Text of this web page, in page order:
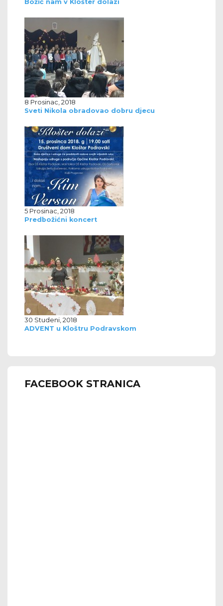
Božić nam v Klošter dolazi
8 Prosinac, 2018
Sveti Nikola obradovao dobru djecu
5 Prosinac, 2018
Predbožićni koncert
30 Studeni, 2018
ADVENT u Kloštru Podravskom
FACEBOOK STRANICA